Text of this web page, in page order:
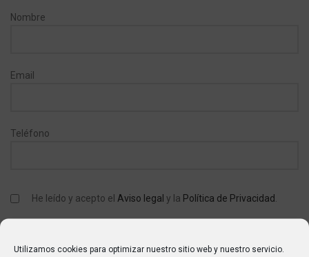
Utilizamos cookies para optimizar nuestro sitio web y nuestro servicio.
Nombre
Email
Teléfono
He leído y acepto el Aviso legal y la Política de Privacidad